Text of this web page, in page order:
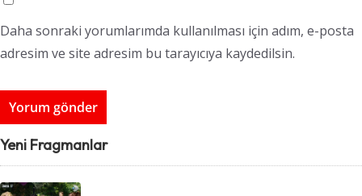
Daha sonraki yorumlarımda kullanılması için adım, e-posta
adresim ve site adresim bu tarayıcıya kaydedilsin.
Yeni Fragmanlar